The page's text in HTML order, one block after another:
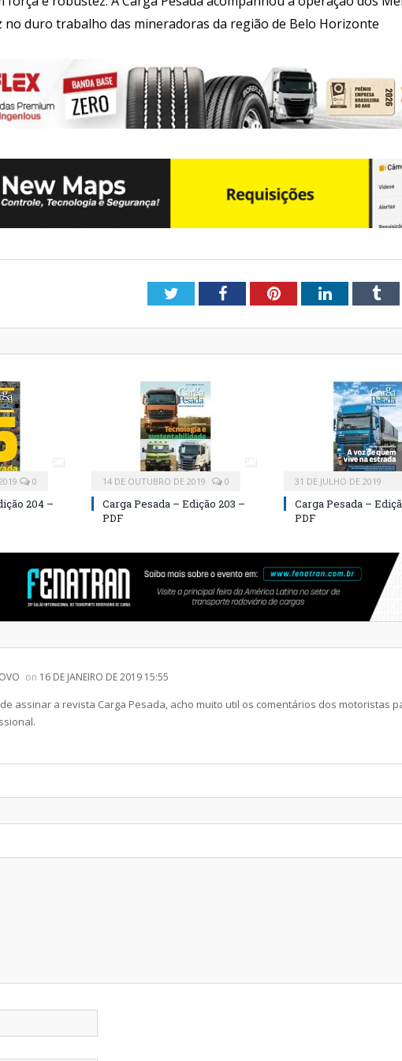
no duro trabalho das mineradoras da região de Belo Horizonte
TwitterFacebookPinterestLinkedIn
0
204 –
14 DE OUTUBRO DE 2019 0
Carga Pesada – Edição 203 –
PDF
31 DE JULHO DE 2019
Carga Pesada –
PDF
on 16 DE JANEIRO DE 2019 15:55
assinar a revista Carga Pesada, acho muito util os comentários dos motoristas